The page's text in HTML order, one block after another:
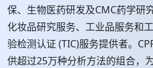
保、生物医药研发及CMC药学研
化妆品研究服务、工业品服务和
验检测认证 (TIC)服务提供者。
供超过25万种分析方法的组合，